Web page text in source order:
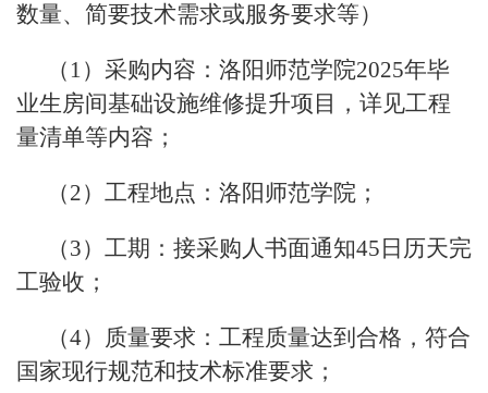
数量、简要技术需求或服务要求等）
（1）采购内容：洛阳师范学院2025年毕
业生房间基础设施维修提升项目，详见工程
量清单等内容；
（2）工程地点：洛阳师范学院；
（3）工期：接采购人书面通知45日历天完
工验收；
（4）质量要求：工程质量达到合格，符合
国家现行规范和技术标准要求；